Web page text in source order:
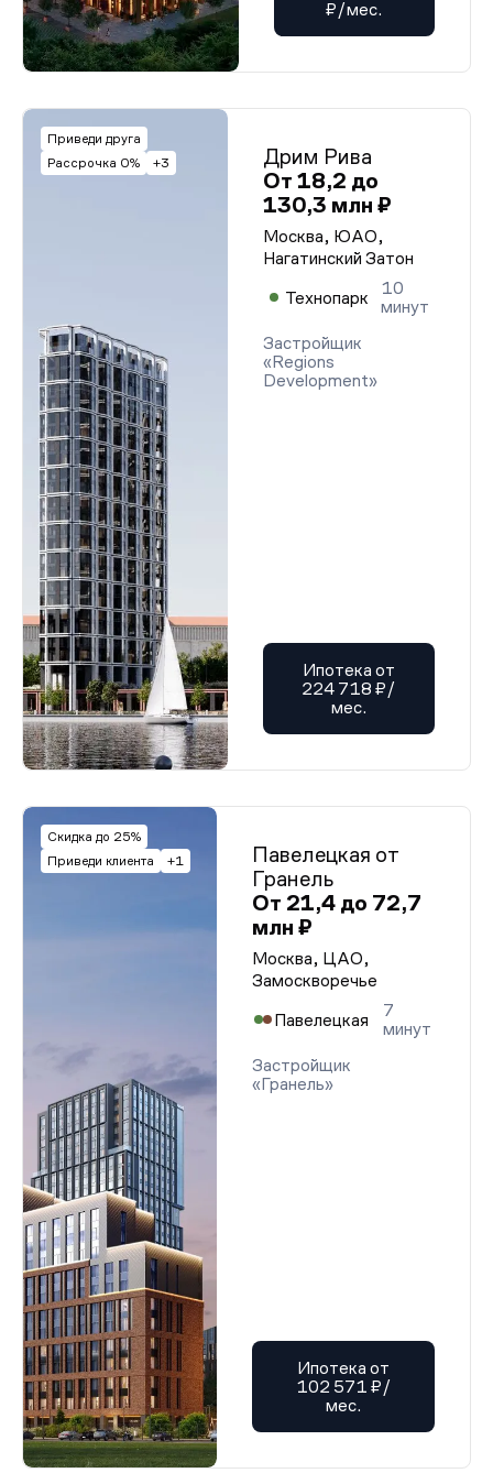
₽/мес.
Приведи друга
Рассрочка 0%
+3
Дрим Рива
От 18,2 до
130,3 млн ₽
Москва, ЮАО,
Нагатинский Затон
Технопарк
10
минут
Застройщик
«Regions
Development»
Ипотека от
224 718 ₽/
мес.
Скидка до 25%
Приведи клиента
+1
Павелецкая от
Гранель
От 21,4 до 72,7
млн ₽
Москва, ЦАО,
Замоскворечье
Павелецкая
7
минут
Застройщик
«Гранель»
Ипотека от
102 571 ₽/
мес.